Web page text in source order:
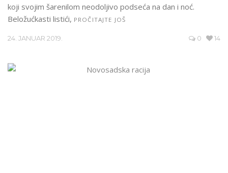
koji svojim šarenilom neodoljivo podseća na dan i noć.
Beložućkasti listići, PROČITAJTE JOŠ
24. JANUAR 2019. 0 14